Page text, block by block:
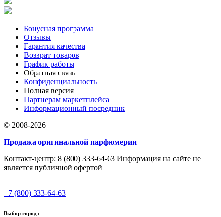
Бонусная программа
Отзывы
Гарантия качества
Возврат товаров
График работы
Обратная связь
Конфиденциальность
Полная версия
Партнерам маркетплейса
Информационный посредник
© 2008-2026
Продажа оригинальной парфюмерии
Контакт-центр: 8 (800) 333-64-63 Информация на сайте не
является публичной офертой
+7 (800) 333-64-63
Выбор города